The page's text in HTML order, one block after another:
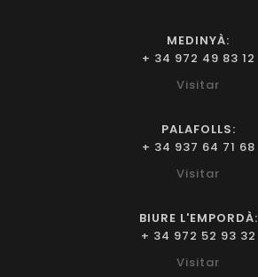
MEDINYÀ:
+ 34 972 49 83 12
Visitar
PALAFOLLS:
+ 34 937 64 71 68
Visitar
BIURE L'EMPORDÀ:
+ 34 972 52 93 32
Visitar